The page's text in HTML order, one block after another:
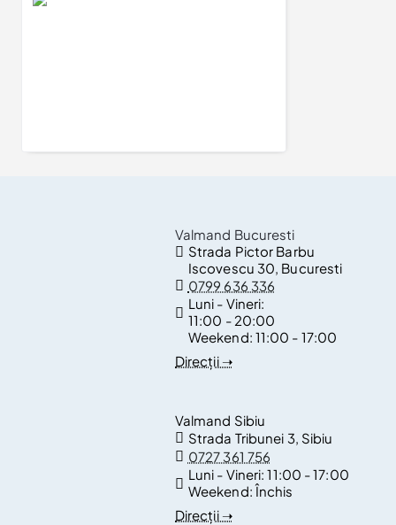
Valmand Bucuresti
Strada Pictor Barbu
Iscovescu 30, Bucuresti
0799 636 336
Luni - Vineri:
11:00 - 20:00
Weekend: 11:00 - 17:00
Direcții ➝
Valmand Sibiu
Strada Tribunei 3, Sibiu
0727 361 756
Luni - Vineri:11:00 - 17:00
Weekend:Închis
Direcții ➝